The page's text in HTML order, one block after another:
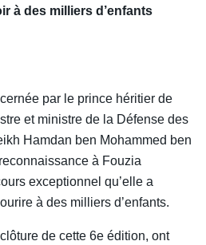
à des milliers d’enfants
par le prince héritier de
et ministre de la Défense des
Hamdan ben Mohammed ben
à Fouzia
exceptionnel qu’elle a
à des milliers d’enfants.
de cette 6e édition, ont